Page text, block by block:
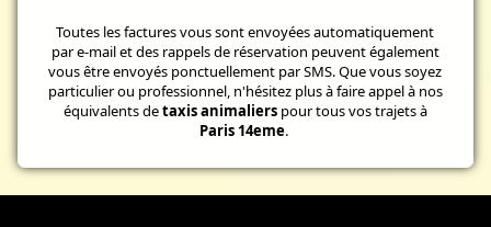
Toutes les factures vous sont envoyées automatiquement
par e-mail et des rappels de réservation peuvent également
vous être envoyés ponctuellement par SMS. Que vous soyez
particulier ou professionnel, n'hésitez plus à faire appel à nos
équivalents detaxis animalierspour tous vos trajets à
Paris 14eme.